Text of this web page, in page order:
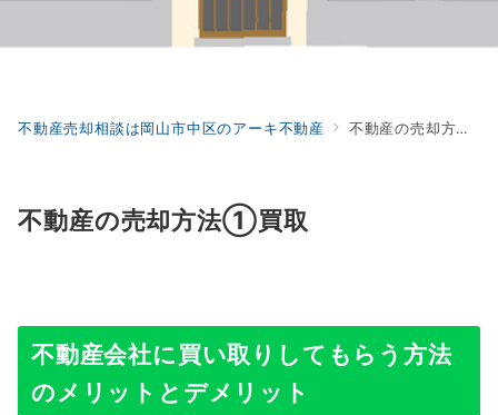
不動産売却相談は岡山市中区のアーキ不動産 不動産の売却方法①買取
不動産の売却方法①買取
不動産会社に買い取りしてもらう方法
のメリットとデメリット